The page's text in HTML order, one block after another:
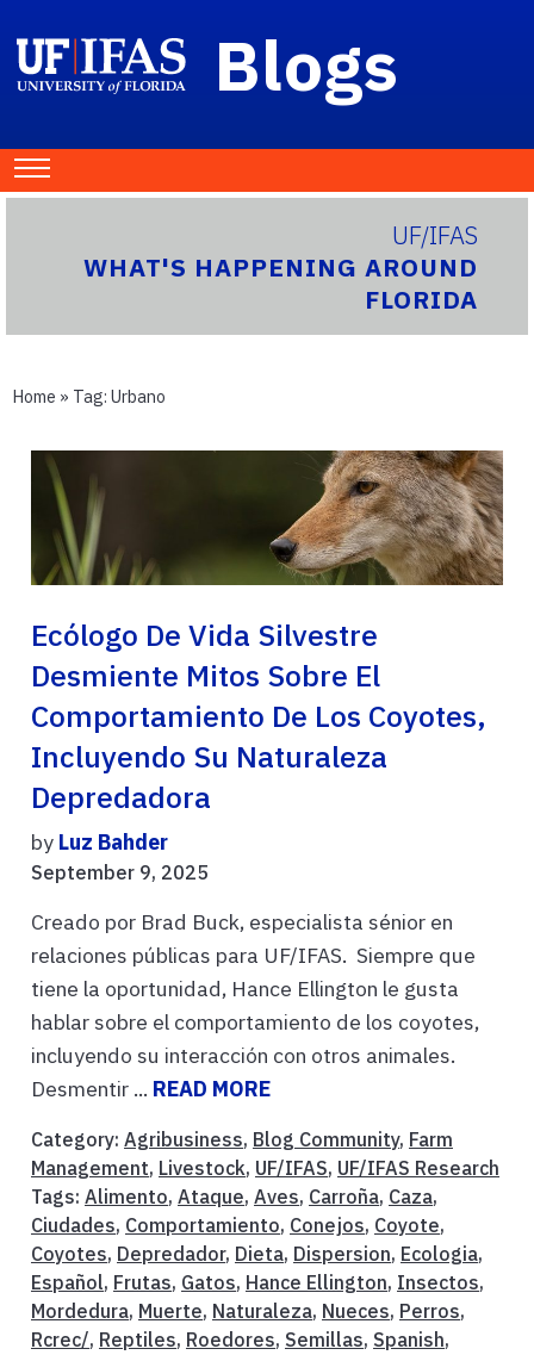
Blogs
UF/IFAS
WHAT'S HAPPENING AROUND
FLORIDA
Home » Tag: Urbano
Ecólogo De Vida Silvestre
Desmiente Mitos Sobre El
Comportamiento De Los Coyotes,
Incluyendo Su Naturaleza
Depredadora
by Luz Bahder
September 9, 2025
Creado por Brad Buck, especialista sénior en
relaciones públicas para UF/IFAS. Siempre que
tiene la oportunidad, Hance Ellington le gusta
hablar sobre el comportamiento de los coyotes,
incluyendo su interacción con otros animales.
Desmentir ... READ MORE
Category: Agribusiness, Blog Community, Farm
Management, Livestock, UF/IFAS, UF/IFAS Research
Tags: Alimento, Ataque, Aves, Carroña, Caza,
Ciudades, Comportamiento, Conejos, Coyote,
Coyotes, Depredador, Dieta, Dispersion, Ecologia,
Español, Frutas, Gatos, Hance Ellington, Insectos,
Mordedura, Muerte, Naturaleza, Nueces, Perros,
Rcrec/, Reptiles, Roedores, Semillas, Spanish,